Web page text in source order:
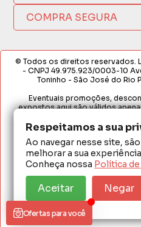
Respeitamos a sua
Ao navegar nesse site,
melhorar a sua
Conheça nossa Política
Aceitar Negar
Fabricantes
Termos de Compra e
COMPRA SEGURA
© Todos os direitos reservados.
- CNPJ 49.975.923/0003-10
Toninho - São José do Rio
Eventuais promoções,
expostos aqui são válidos
Loja. É proibida a utilização total
Em caso de divergência de
Carrinho de Compras.
exclusivos para compras via
término de nossos estoques
análise e